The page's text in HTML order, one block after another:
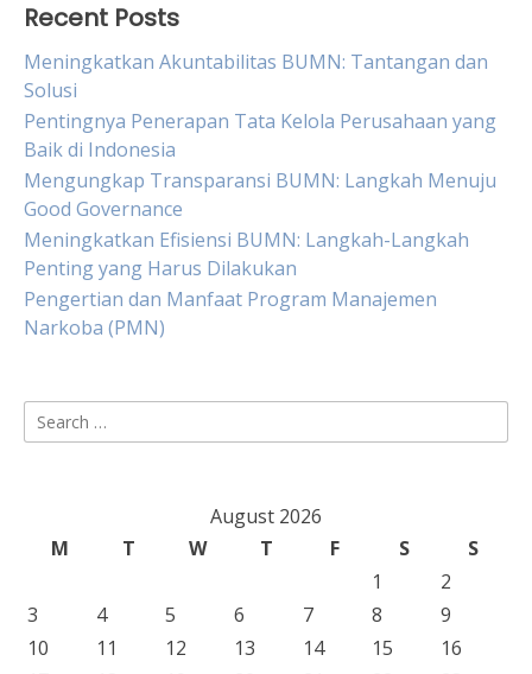
Recent Posts
Meningkatkan Akuntabilitas BUMN: Tantangan dan
Solusi
Pentingnya Penerapan Tata Kelola Perusahaan yang
Baik di Indonesia
Mengungkap Transparansi BUMN: Langkah Menuju
Good Governance
Meningkatkan Efisiensi BUMN: Langkah-Langkah
Penting yang Harus Dilakukan
Pengertian dan Manfaat Program Manajemen
Narkoba (PMN)
Search
for:
August 2026
M
T W T F S
S
1
2
3
4 5 6 7 8
9
10
11 12 13 14 15
16